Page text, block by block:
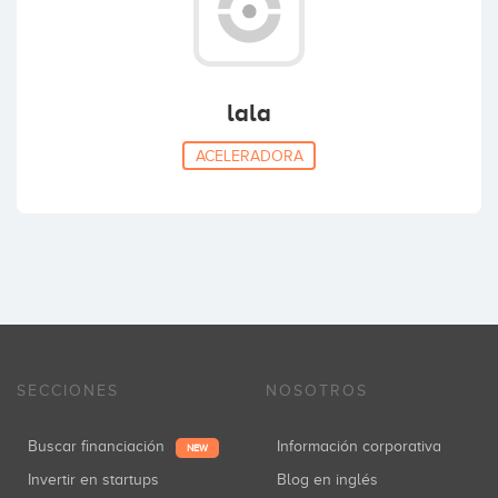
lala
ACELERADORA
SECCIONES
Buscar financiación NEW
Invertir en startups
NOSOTROS
Información corporativa
Blog en inglés